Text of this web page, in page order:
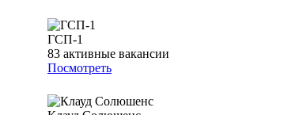
ГСП-1
83 активные вакансии
Посмотреть